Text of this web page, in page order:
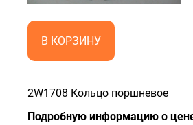
В КОРЗИНУ
2W1708 Кольцо поршневое
Подробную информацию о